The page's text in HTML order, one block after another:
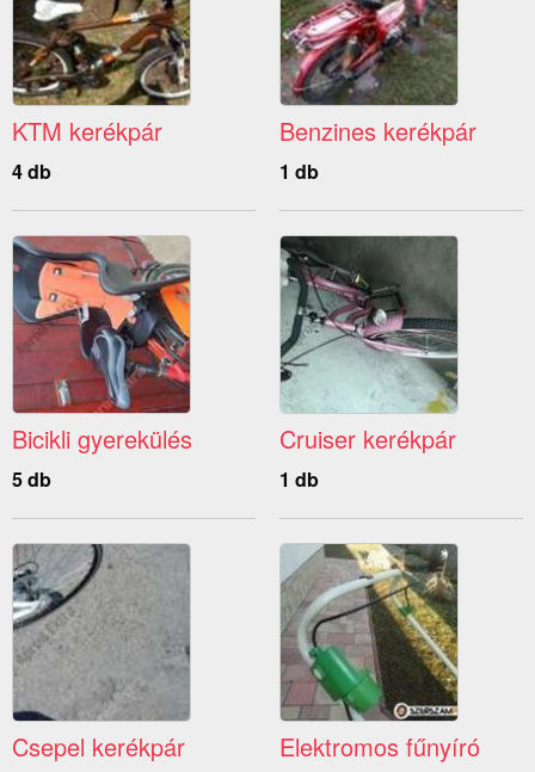
KTM kerékpár
4 db
Benzines kerékpár
1 db
Bicikli gyerekülés
5 db
Cruiser kerékpár
1 db
Csepel kerékpár Elektromos fűnyíró